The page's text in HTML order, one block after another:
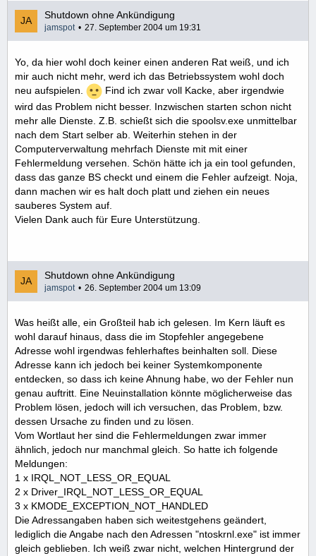
Shutdown ohne Ankündigung
jamspot 27. September 2004 um 19:31
Yo, da hier wohl doch keiner einen anderen Rat weiß, und ich
mir auch nicht mehr, werd ich das Betriebssystem wohl doch
neu aufspielen.
Find ich zwar voll Kacke, aber irgendwie
wird das Problem nicht besser. Inzwischen starten schon nicht
mehr alle Dienste. Z.B. schießt sich die spoolsv.exe unmittelbar
nach dem Start selber ab. Weiterhin stehen in der
Computerverwaltung mehrfach Dienste mit mit einer
Fehlermeldung versehen. Schön hätte ich ja ein tool gefunden,
dass das ganze BS checkt und einem die Fehler aufzeigt. Noja,
dann machen wir es halt doch platt und ziehen ein neues
sauberes System auf.
Vielen Dank auch für Eure Unterstützung.
Shutdown ohne Ankündigung
jamspot 26. September 2004 um 13:09
Was heißt alle, ein Großteil hab ich gelesen. Im Kern läuft es
wohl darauf hinaus, dass die im Stopfehler angegebene
Adresse wohl irgendwas fehlerhaftes beinhalten soll. Diese
Adresse kann ich jedoch bei keiner Systemkomponente
entdecken, so dass ich keine Ahnung habe, wo der Fehler nun
genau auftritt. Eine Neuinstallation könnte möglicherweise das
Problem lösen, jedoch will ich versuchen, das Problem, bzw.
dessen Ursache zu finden und zu lösen.
Vom Wortlaut her sind die Fehlermeldungen zwar immer
ähnlich, jedoch nur manchmal gleich. So hatte ich folgende
Meldungen:
1 x IRQL_NOT_LESS_OR_EQUAL
2 x Driver_IRQL_NOT_LESS_OR_EQUAL
3 x KMODE_EXCEPTION_NOT_HANDLED
Die Adressangaben haben sich weitestgehens geändert,
lediglich die Angabe nach den Adressen "ntoskrnl.exe" ist immer
gleich geblieben. Ich weiß zwar nicht, welchen Hintergrund der